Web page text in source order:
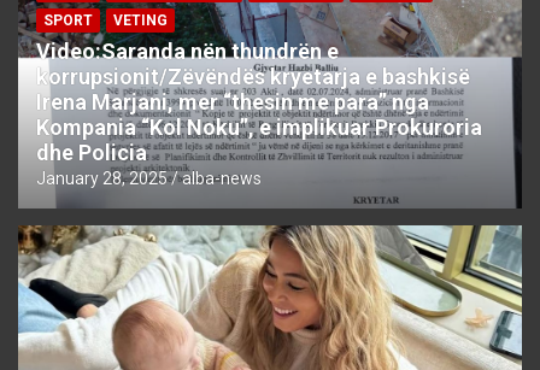
SPORT
VETING
Video:Saranda nën thundrën e
korrupsionit/Zëvëndës kryetarja e bashkisë
Irena Marjani, mer “thesin me para” nga
Kompania “Kol Noku”, e implikuar Prokuroria
dhe Policia
January 28, 2025 alba-news